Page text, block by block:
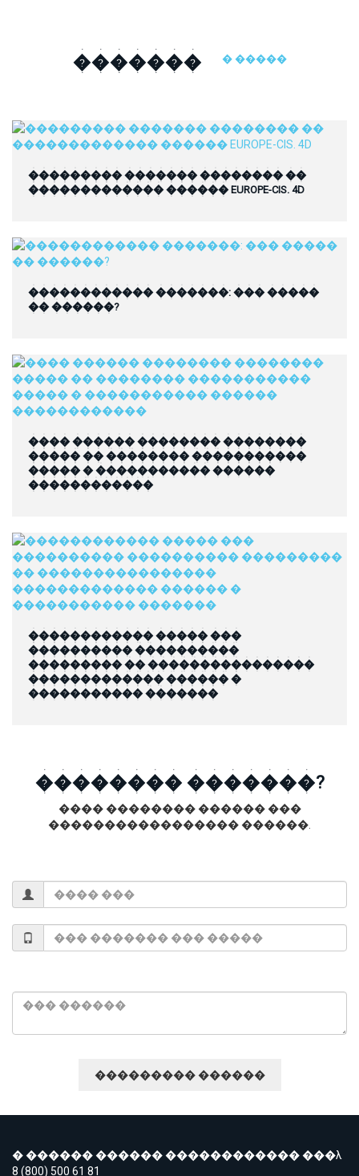
������� � �����
��������� ������� �������� ��
������������� ������ EUROPE-CIS. 4D
������������ �������: ��� �����
�� ������?
���� ������ �������� ��������
����� �� �������� �����������
����� � ����������� ������
������������
������������ ����� ���
���������� ����������
��������� �� ����������������
������������� ������ �
����������� �������
�������� �������?
���� �������� ������ ���
����������������� ������.
� ������ ������ ������������ ���λ
8 (800) 500 61 81